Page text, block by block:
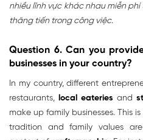
nhiều lĩnh vực khác nhau miễn
thăng tiến trong công việc.
Question 6. Can you
businesses in your country?
In my country, different
restaurants, local eateries and
make up family businesses. This
tradition and family values